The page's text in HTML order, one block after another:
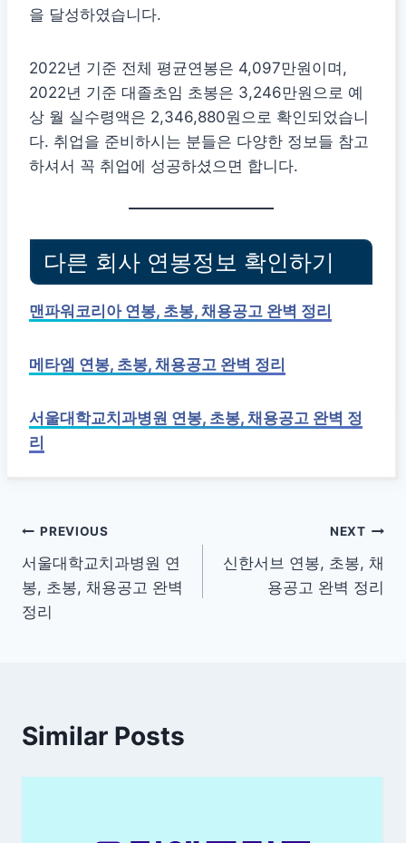
을 달성하였습니다.
2022년 기준 전체 평균연봉은 4,097만원이며,
2022년 기준 대졸초임 초봉은 3,246만원으로 예
상 월 실수령액은 2,346,880원으로 확인되었습니
다. 취업을 준비하시는 분들은 다양한 정보들 참고
하셔서 꼭 취업에 성공하셨으면 합니다.
다른 회사 연봉정보 확인하기
맨파워코리아 연봉, 초봉, 채용공고 완벽 정리
메타엠 연봉, 초봉, 채용공고 완벽 정리
서울대학교치과병원 연봉, 초봉, 채용공고 완벽 정
리
글
탐
색
PREVIOUS
서울대학교치과병원 연
봉, 초봉, 채용공고 완벽
정리
NEXT
신한서브 연봉, 초봉, 채
용공고 완벽 정리
Similar Posts